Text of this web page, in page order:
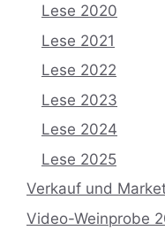
Lese 2020
Lese 2021
Lese 2022
Lese 2023
Lese 2024
Lese 2025
Verkauf und
Video-Weinprobe